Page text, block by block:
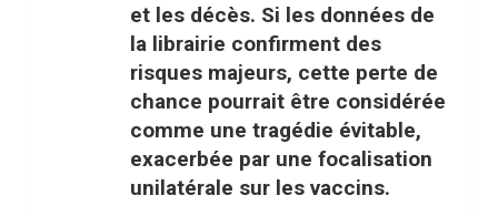
et les décès. Si les données de
la librairie confirment des
risques majeurs, cette perte de
chance pourrait être considérée
comme une tragédie évitable,
exacerbée par une focalisation
unilatérale sur les vaccins.